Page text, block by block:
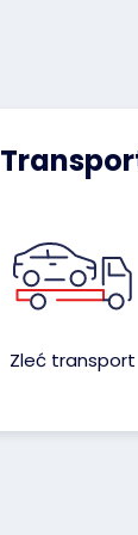
Zleć transport